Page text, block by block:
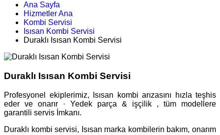
Ana Sayfa
Hizmetler Ana
Kombi Servisi
Isısan Kombi Servisi
Duraklı Isısan Kombi Servisi
Duraklı Isısan Kombi Servisi
Profesyonel ekiplerimiz, Isısan kombi arızasını hızla teşhis
eder ve onarır · Yedek parça & işçilik , tüm modellere
garantili servis İmkanı.
Duraklı kombi servisi, Isısan marka kombilerin bakım, onarım